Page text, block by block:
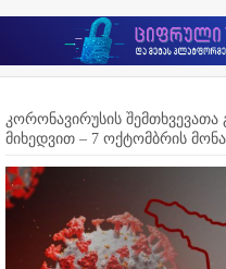
კორონავირუსის შემთხვევათა
მიხედვით – 7 ოქტომბრის